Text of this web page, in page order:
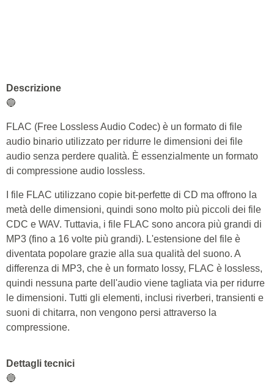
Descrizione
🔵
FLAC (Free Lossless Audio Codec) è un formato di file
audio binario utilizzato per ridurre le dimensioni dei file
audio senza perdere qualità. È essenzialmente un formato
di compressione audio lossless.
I file FLAC utilizzano copie bit-perfette di CD ma offrono la
metà delle dimensioni, quindi sono molto più piccoli dei file
CDC e WAV. Tuttavia, i file FLAC sono ancora più grandi di
MP3 (fino a 16 volte più grandi). L'estensione del file è
diventata popolare grazie alla sua qualità del suono. A
differenza di MP3, che è un formato lossy, FLAC è lossless,
quindi nessuna parte dell'audio viene tagliata via per ridurre
le dimensioni. Tutti gli elementi, inclusi riverberi, transienti e
suoni di chitarra, non vengono persi attraverso la
compressione.
Dettagli tecnici
🔵